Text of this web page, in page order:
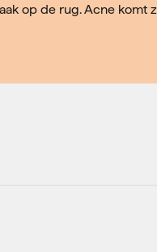
op de rug. Acne komt